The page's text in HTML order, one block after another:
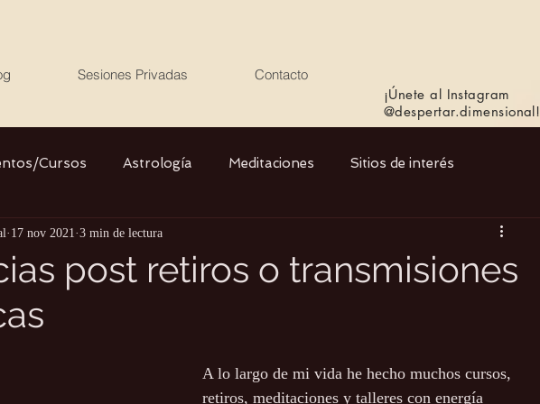
Sesiones Privadas
Contacto
¡Únete al Instagram
@despertar.dimensional!
Cursos Astrología Meditaciones Sitios de interés
Libros Cristales Música
Agua
post retiros o transmisiones
17 nov 2021 3 min de lectura
A lo largo de mi vida he hecho muchos cursos,
retiros, meditaciones y talleres con energía